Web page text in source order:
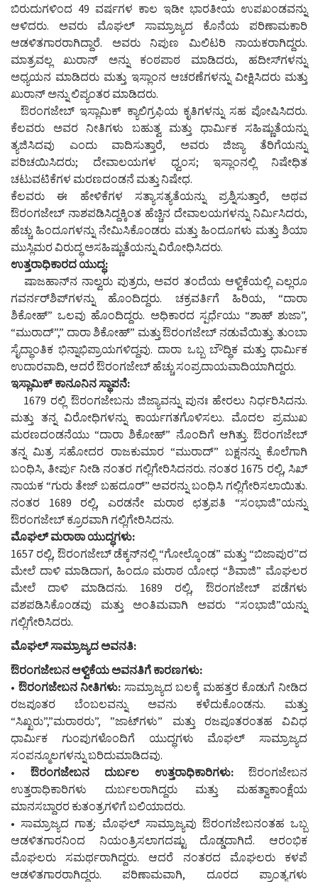
ಬಿರುದುಗಳಿಂದ 49 ವರ್ಷಗಳ ಕಾಲ ಇಡೀ ಭಾರತೀಯ ಉಪಖಂಡವನ್ನು
ಆಳಿದರು. ಅವರು ಮೊಘಲ್ ಸಾಮ್ರಾಜ್ಯದ ಕೊನೆಯ ಪರಿಣಾಮಕಾರಿ
ಆಡಳಿತಗಾರರಾಗಿದ್ದಾರೆ. ಅವರು ನಿಪುಣ ಮಿಲಿಟರಿ ನಾಯಕರಾಗಿದ್ದರು.
ಮಾತ್ರವಲ್ಲ ಖುರಾನ್ ಅನ್ನು ಕಂಠಪಾಠ ಮಾಡಿದರು, ಹದೀಸ್‌ಗಳನ್ನು
ಅಧ್ಯಯನ ಮಾಡಿದರು ಮತ್ತು ಇಸ್ಲಾಂನ ಆಚರಣೆಗಳನ್ನು ವೀಕ್ಷಿಸಿದರು ಮತ್ತು
ಖುರಾನ್ ಅನ್ನು ಲಿಪ್ಯಂತರ ಮಾಡಿದರು.
ಔರಂಗಜೇಬ್ ಇಸ್ಲಾಮಿಕ್ ಕ್ಯಾಲಿಗ್ರಫಿಯ ಕೃತಿಗಳನ್ನು ಸಹ ಪೋಷಿಸಿದರು.
ಕೆಲವರು ಅವರ ನೀತಿಗಳು ಬಹುತ್ವ ಮತ್ತು ಧಾರ್ಮಿಕ ಸಹಿಷ್ಣುತೆಯನ್ನು
ತ್ಯಜಿಸಿದವು ಎಂದು ವಾದಿಸುತ್ತಾರೆ, ಅವರು ಜಿಜ್ಯಾ ತೆರಿಗೆಯನ್ನು
ಪರಿಚಯಿಸಿದರು; ದೇವಾಲಯಗಳ ಧ್ವಂಸ; ಇಸ್ಲಾಂನಲ್ಲಿ ನಿಷೇಧಿತ
ಚಟುವಟಿಕೆಗಳ ಮರಣದಂಡನೆ ಮತ್ತು ನಿಷೇಧ.
ಕೆಲವರು ಈ ಹೇಳಿಕೆಗಳ ಸತ್ಯಾಸತ್ಯತೆಯನ್ನು ಪ್ರಶ್ನಿಸುತ್ತಾರೆ, ಅಥವ
ಔರಂಗಜೇಬ್ ನಾಶಪಡಿಸಿದ್ದಕ್ಕಿಂತ ಹೆಚ್ಚಿನ ದೇವಾಲಯಗಳನ್ನು ನಿರ್ಮಿಸಿದರು,
ಹೆಚ್ಚು ಹಿಂದೂಗಳನ್ನು ನೇಮಿಸಿಕೊಂಡರು ಮತ್ತು ಹಿಂದೂಗಳು ಮತ್ತು ಶಿಯಾ
ಮುಸ್ಲಿಮರ ವಿರುದ್ಧ ಅಸಹಿಷ್ಣುತೆಯನ್ನು ವಿರೋಧಿಸಿದರು.
ಉತ್ತರಾಧಿಕಾರದ ಯುದ್ಧ:
ಷಾಜಹಾನ್‌ನ ನಾಲ್ವರು ಪುತ್ರರು, ಅವರ ತಂದೆಯ ಆಳ್ವಿಕೆಯಲ್ಲಿ ಎಲ್ಲರೂ
ಗವರ್ನರ್‌ಶಿಪ್‌ಗಳನ್ನು ಹೊಂದಿದ್ದರು. ಚಕ್ರವರ್ತಿಗೆ ಹಿರಿಯ, “ದಾರಾ
ಶಿಕೋಹ್” ಒಲವು ಹೊಂದಿದ್ದರು. ಅಧಿಕಾರದ ಸ್ಪರ್ಧೆಯು “ಶಾಹ್ ಶುಜಾ”,
“ಮುರಾದ್”,” ದಾರಾ ಶಿಕೋಹ್” ಮತ್ತು ಔರಂಗಜೇಬ್ ನಡುವೆಯಿತ್ತು. ತುಂಬಾ
ಸೈದ್ಧಾಂತಿಕ ಭಿನ್ನಾಭಿಪ್ರಾಯಗಳಿದ್ದವು. ದಾರಾ ಒಬ್ಬ ಬೌದ್ಧಿಕ ಮತ್ತು ಧಾರ್ಮಿಕ
ಉದಾರವಾದಿ, ಆದರೆ ಔರಂಗಜೇಬ್ ಹೆಚ್ಚು ಸಂಪ್ರದಾಯವಾದಿಯಾಗಿದ್ದರು.
ಇಸ್ಲಾಮಿಕ್ ಕಾನೂನಿನ ಸ್ಥಾಪನೆ:
1679 ರಲ್ಲಿ ಔರಂಗಜೇಬನು ಜಿಜ್ಯಾವನ್ನು ಪುನಃ ಹೇರಲು ನಿರ್ಧರಿಸಿದನು.
ಮತ್ತು ತನ್ನ ವಿರೋಧಿಗಳನ್ನು ಕಾರ್ಯಗತಗೊಳಿಸಲು. ಮೊದಲ ಪ್ರಮುಖ
ಮರಣದಂಡನೆಯು “ದಾರಾ ಶಿಕೋಹ್” ನೊಂದಿಗೆ ಆಗಿತ್ತು. ಔರಂಗಜೇಬ್
ತನ್ನ ಮಿತ್ರ ಸಹೋದರ ರಾಜಕುಮಾರ “ಮುರಾದ್” ಬಕ್ಷನನ್ನು ಕೊಲೆಗಾಗಿ
ಬಂಧಿಸಿ, ತೀರ್ಪು ನೀಡಿ ನಂತರ ಗಲ್ಲಿಗೇರಿಸಿದನರು. ನಂತರ 1675 ರಲ್ಲಿ, ಸಿಖ್
ನಾಯಕ “ಗುರು ತೇಜ್ ಬಹದೂರ್” ಅವರನ್ನು ಬಂಧಿಸಿ ಗಲ್ಲಿಗೇರಿಸಲಾಯಿತು.
ನಂತರ 1689 ರಲ್ಲಿ, ಎರಡನೇ ಮರಾಠ ಛತ್ರಪತಿ “ಸಂಭಾಜಿ”ಯನ್ನು
ಔರಂಗಜೇಬ್ ಕ್ರೂರವಾಗಿ ಗಲ್ಲಿಗೇರಿಸಿದನು.
ಮೊಘಲ್ ಮರಾಠಾ ಯುದ್ಧಗಳು:
1657 ರಲ್ಲಿ, ಔರಂಗಜೇಬ್ ಡೆಕ್ಕನ್‌ನಲ್ಲಿ “ಗೋಲ್ಕೊಂಡ” ಮತ್ತು “ಬಿಜಾಪುರ”ದ
ಮೇಲೆ ದಾಳಿ ಮಾಡಿದಾಗ, ಹಿಂದೂ ಮರಾಠ ಯೋಧ “ಶಿವಾಜಿ” ಮೊಘಲರ
ಮೇಲೆ ದಾಳಿ ಮಾಡಿದನು. 1689 ರಲ್ಲಿ, ಔರಂಗಜೇಬ್ ಪಡೆಗಳು
ವಶಪಡಿಸಿಕೊಂಡವು ಮತ್ತು ಅಂತಿಮವಾಗಿ ಅವರು “ಸಂಭಾಜಿ”ಯನ್ನು
ಗಲ್ಲಿಗೇರಿಸಿದರು.
ಮೊಘಲ್ ಸಾಮ್ರಾಜ್ಯದ ಅವನತಿ:
ಔರಂಗಜೇಬನ ಆಳ್ವಿಕೆಯ ಅವನತಿಗೆ ಕಾರಣಗಳು:
• ಔರಂಗಜೇಬನ ನೀತಿಗಳು: ಸಾಮ್ರಾಜ್ಯದ ಬಲಕ್ಕೆ ಮಹತ್ತರ ಕೊಡುಗೆ ನೀಡಿದ
ರಜಪೂತರ ಬೆಂಬಲವನ್ನು ಅವನು ಕಳೆದುಕೊಂಡನು. ಮತ್ತು
“ಸಿಖ್ಖರು”,”ಮರಾಠರು”, ”ಜಾಟ್‌ಗಳು” ಮತ್ತು ರಜಪೂತರಂತಹ ವಿವಿಧ
ಧಾರ್ಮಿಕ ಗುಂಪುಗಳೊಂದಿಗೆ ಯುದ್ಧಗಳು ಮೊಘಲ್ ಸಾಮ್ರಾಜ್ಯದ
ಸಂಪನ್ಮೂಲಗಳನ್ನು ಬರಿದುಮಾಡಿದವು.
• ಔರಂಗಜೇಬನ ದುರ್ಬಲ ಉತ್ತರಾಧಿಕಾರಿಗಳು:ಔರಂಗಜೇಬನ
ಉತ್ತರಾಧಿಕಾರಿಗಳು ದುರ್ಬಲರಾಗಿದ್ದರು ಮತ್ತು ಮಹತ್ವಾಕಾಂಕ್ಷೆಯ
ಮಾನಸಬ್ದಾರರ ಕುತಂತ್ರಗಳಿಗೆ ಬಲಿಯಾದರು.
• ಸಾಮ್ರಾಜ್ಯದ ಗಾತ್ರ: ಮೊಘಲ್ ಸಾಮ್ರಾಜ್ಯವು ಔರಂಗಜೇಬನಂತಹ ಒಬ್ಬ
ಆಡಳಿತಗಾರನಿಂದ ನಿಯಂತ್ರಿಸಲಾಗದಷ್ಟು ದೊಡ್ಡದಾಗಿದೆ. ಆರಂಭಿಕ
ಮೊಘಲರು ಸಮರ್ಥರಾಗಿದ್ದರು. ಆದರೆ ನಂತರದ ಮೊಘಲರು ಕಳಪೆ
ಆಡಳಿತಗಾರರಾಗಿದ್ದರು. ಪರಿಣಾಮವಾಗಿ, ದೂರದ ಪ್ರಾಂತ್ಯಗಳು